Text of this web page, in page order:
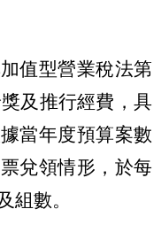
值型營業稅法第
及推行經費，具
當年度預算案數
兌領情形，於每
組數。